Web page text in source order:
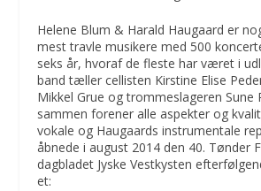
Helene Blum & Harald Haugaard er
mest travle musikere med 500
seks år, hvoraf de fleste har været i
band tæller cellisten Kirstine Elise
Mikkel Grue og trommeslageren Sune
sammen forener alle aspekter og
vokale og Haugaards instrumentale
åbnede i august 2014 den 40. Tønder
dagbladet Jyske Vestkysten
et: